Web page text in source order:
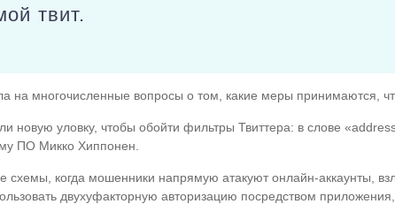
твит.
на многочисленные вопросы о том, какие меры принимаются,
новую уловку, чтобы обойти фильтры Твиттера: в слове
ПО Микко Хиппонен.
когда мошенники напрямую атакуют онлайн-аккаунты,
двухуфакторную авторизацию посредством